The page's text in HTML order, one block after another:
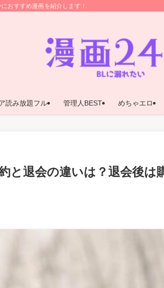
おすすめ漫画を紹介します！
読み放題フル 管理人BEST めちゃエロ
と退会の違いは？退会後は